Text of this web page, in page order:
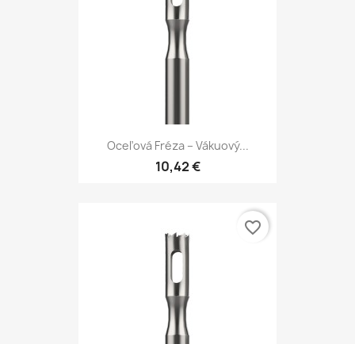
Oceľová Fréza – Vákuový...
10,42 €
favorite_border